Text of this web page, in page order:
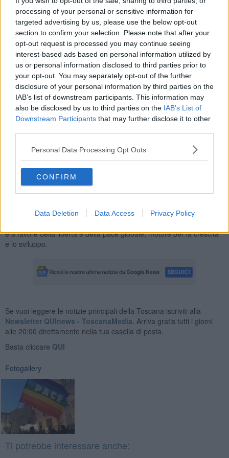
processing of your personal or sensitive information for
targeted advertising by us, please use the below opt-out
section to confirm your selection. Please note that after your
opt-out request is processed you may continue seeing
interest-based ads based on personal information utilized by
us or personal information disclosed to third parties prior to
your opt-out. You may separately opt-out of the further
disclosure of your personal information by third parties on the
IAB’s list of downstream participants. This information may
also be disclosed by us to third parties on the IAB’s List of
Downstream Participants that may further disclose it to other
Personal Data Processing Opt Outs
CONFIRM
Data Deletion Data Access Privacy Policy
Siena l’evento si svolgerà sabato 22 ottobre con il seguente
programma: ore 9.30 ritrovo in Piazza Matteotti, ore 10 partenza
del corteo, ore 11.30 arrivo in Piazza del mercato per la
conclusione della manifestazione.
Nel testo sottoscritto dalle aderenti diEurope for Peace si
sottolineacome l’invasione dell’Ucraina da parte della Russia ha
riportato la guerra nel cuore dell’Europa ed ha già fatto decine di
migliaia di vittime e si avvia a diventare un conflitto di lunga durata,
portando conseguenze nefaste anche per l’accesso al cibo e
per l’economia europea e globale.
Ribadendo la vicinanza alle popolazioni colpite dalla guerra si
ricorda poi come occorra cercare una
non si vedono sinora iniziative politiche né da parte degli
sottolineando come invece sia necessario agire immediatamente.
e a favore della libertà e della pace globale, motore per la crescita
e lo sviluppo.
Se vuoi leggere le notizie principali della Toscana iscriviti alla
Newsletter QUInews - ToscanaMedia. Arriva gratis tutti i giorni
alle 20:00 direttamente nella tua casella di posta.
Basta cliccare QUI
Fotogallery
Ti potrebbe interessare anche: